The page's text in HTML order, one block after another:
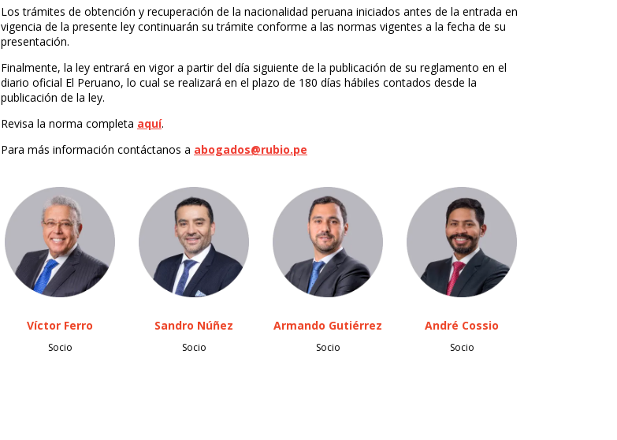
Los trámites de obtención y recuperación de la nacionalidad peruana iniciados antes de la entrada en
vigencia de la presente ley continuarán su trámite conforme a las normas vigentes a la fecha de su
presentación.
Finalmente, la ley entrará en vigor a partir del día siguiente de la publicación de su reglamento en el
diario oficial El Peruano, lo cual se realizará en el plazo de 180 días hábiles contados desde la
publicación de la ley.
Revisa la norma completa aquí.
Para más información contáctanos a abogados@rubio.pe
Víctor Ferro
Socio
Sandro Núñez
Socio
Armando Gutiérrez
Socio
André Cossio
Socio